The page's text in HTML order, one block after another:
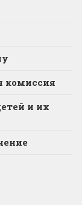
комиссия
и их